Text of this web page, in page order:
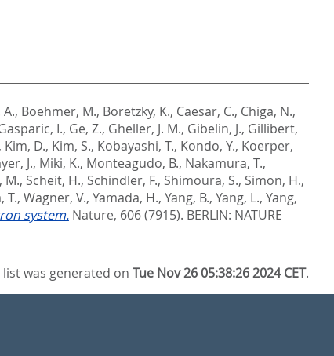
, Boehmer, M., Boretzky, K., Caesar, C., Chiga, N.,
I., Ge, Z., Gheller, J. M., Gibelin, J., Gillibert,
, Kim, D., Kim, S., Kobayashi, T., Kondo, Y., Koerper,
J., Miki, K., Monteagudo, B., Nakamura, T.,
M., Scheit, H., Schindler, F., Shimoura, S., Simon, H.,
T., Wagner, V., Yamada, H., Yang, B., Yang, L., Yang,
system. Nature, 606 (7915). BERLIN: NATURE
list was generated onTue Nov 26 05:38:26 2024 CET.